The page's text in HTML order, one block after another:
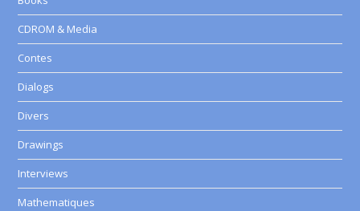
CDROM & Media
Contes
Dialogs
Divers
Drawings
Interviews
Mathematiques